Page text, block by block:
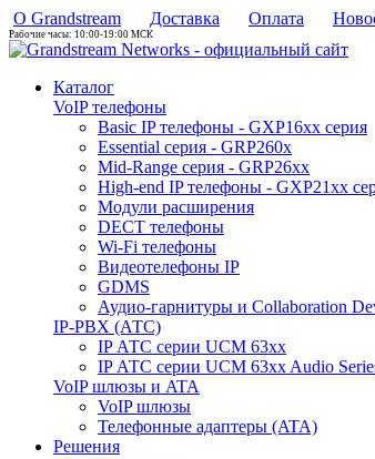
О Grandstream Доставка Оплата
Рабочие часы: 10:00-19:00 МСК
Каталог
VoIP телефоны
Basic IP телефоны - GXP16хх серия
Essential серия - GRP260x
Mid-Range серия - GRP26xx
High-end IP телефоны - GXP21хх
Модули расширения
DECT телефоны
Wi-Fi телефоны
Видеотелефоны IP
GDMS
Аудио-гарнитуры и Collaboration
IP-PBX (АТС)
IP АТС серии UCM 63xx
IP АТС серии UCM 63xx Audio
VoIP шлюзы и ATA
VoIP шлюзы
Телефонные адаптеры (ATA)
Решения